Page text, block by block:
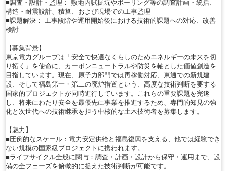
■調査・設計・監理： 敷地内試掘坑やボーリング等の調査計画・統括、
構造・耐震設計、積算、および現場での工事監理
■課題解決： 工事段階や運用開始後における技術的課題への対応、改善
検討
【募集背景】
東京電力グループは「安全で快適なくらしのためエネルギーの未来を切
り拓く」を使命に、カーボンニュートラルや防災を軸とした価値創造を
目指しています。現在、原子力部門では再稼働対応、東通での新規建
設、そして福島第一・第二の廃炉措置という、高度な技術判断を要する
国家的プロジェクトが同時進行しています。これらの重要課題を完遂
し、将来にわたり安全を最優先に事業を推進するため、専門的知見の強
化と次世代への技術継承を担う中核的な土木技術者を募集します。
【魅力】
■圧倒的なスケール：電力安定供給と福島復興を支える、他では経験でき
ない規模の国家級プロジェクトに携われます。
■ライフサイクル全般に関与：調査・計画・設計から保守・運用まで、設
備の全フェーズを俯瞰的に捉えた技術判断が可能です。